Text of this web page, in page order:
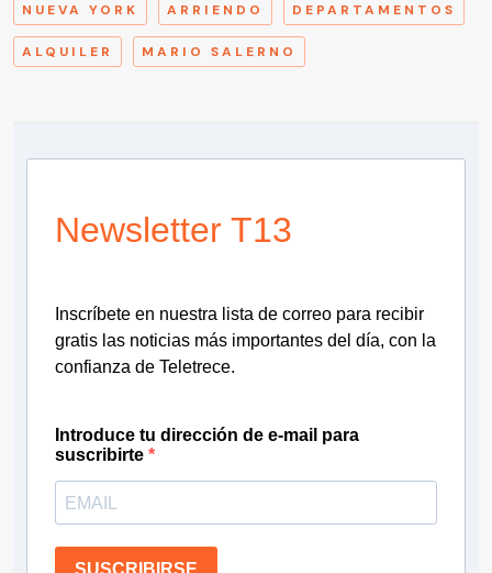
NUEVA YORK ARRIENDO DEPARTAMENTOS
ALQUILER MARIO SALERNO
Newsletter T13
Inscríbete en nuestra lista de correo para recibir
gratis las noticias más importantes del día, con la
confianza de Teletrece.
Introduce tu dirección de e-mail para
suscribirte
SUSCRIBIRSE